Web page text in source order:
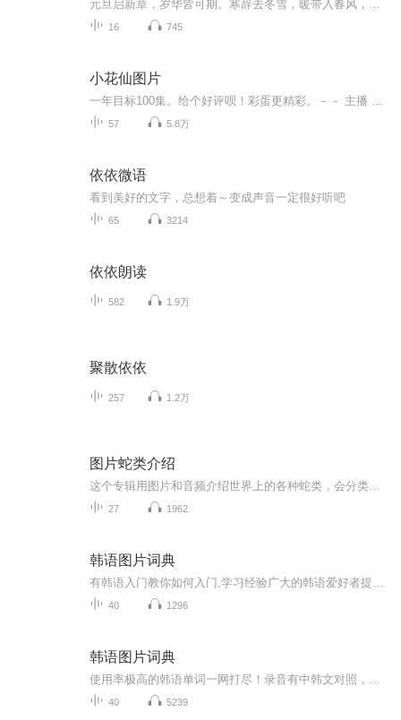
16 745
小花仙图片
57 5.8万
依依微语
看到美好的文字，总想着～变成声音一定很好听吧
65 3214
依依朗读
582 1.9万
聚散依依
257 1.2万
图片蛇类介绍
27 1962
韩语图片词典
40 1296
韩语图片词典
40 5239